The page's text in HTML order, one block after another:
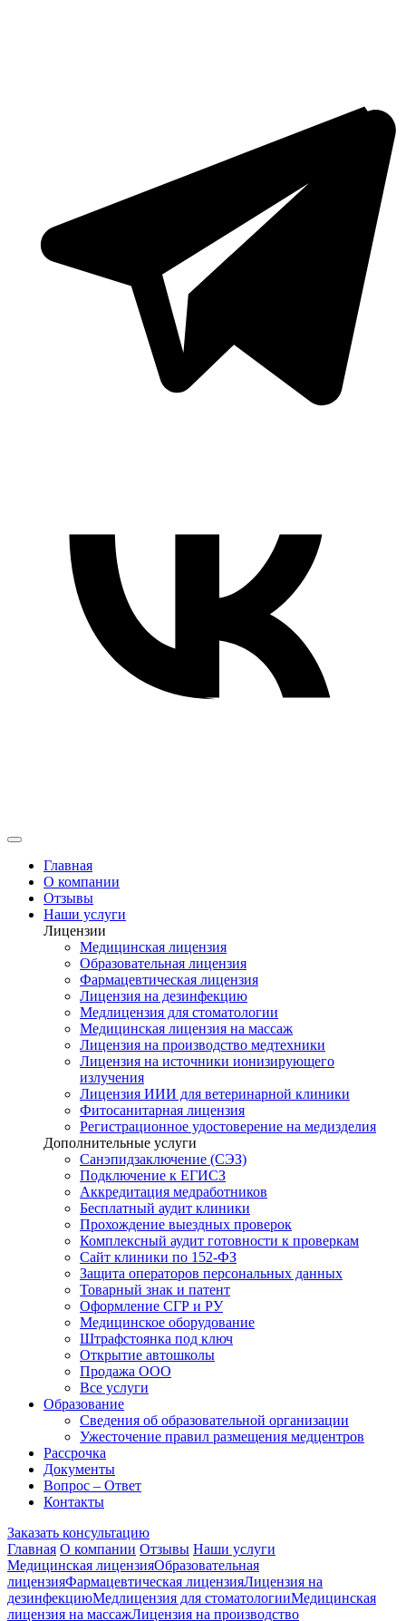
Главная
О компании
Отзывы
Наши услуги
Лицензии
Медицинская лицензия
Образовательная лицензия
Фармацевтическая лицензия
Лицензия на дезинфекцию
Медлицензия для стоматологии
Медицинская лицензия на массаж
Лицензия на производство медтехники
Лицензия на источники ионизирующего
излучения
Лицензия ИИИ для ветеринарной клиники
Фитосанитарная лицензия
Регистрационное удостоверение на медизделия
Дополнительные услуги
Санэпидзаключение (СЭЗ)
Подключение к ЕГИСЗ
Аккредитация медработников
Бесплатный аудит клиники
Прохождение выездных проверок
Комплексный аудит готовности к проверкам
Сайт клиники по 152-ФЗ
Защита операторов персональных данных
Товарный знак и патент
Оформление СГР и РУ
Медицинское оборудование
Штрафстоянка под ключ
Открытие автошколы
Продажа ООО
Все услуги
Образование
Сведения об образовательной организации
Ужесточение правил размещения медцентров
Рассрочка
Документы
Вопрос – Ответ
Контакты
Заказать консультацию
Главная О компании Отзывы Наши услуги
Медицинская лицензияОбразовательная
лицензияФармацевтическая лицензияЛицензия на
дезинфекциюМедлицензия для стоматологииМедицинская
лицензия на массажЛицензия на производство